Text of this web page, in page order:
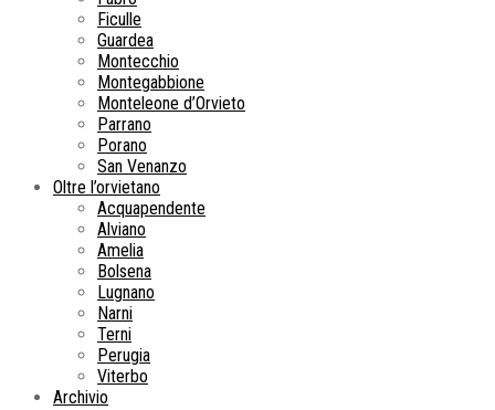
Ficulle
Guardea
Montecchio
Montegabbione
Monteleone d’Orvieto
Parrano
Porano
San Venanzo
Oltre l’orvietano
Acquapendente
Alviano
Amelia
Bolsena
Lugnano
Narni
Terni
Perugia
Viterbo
Archivio